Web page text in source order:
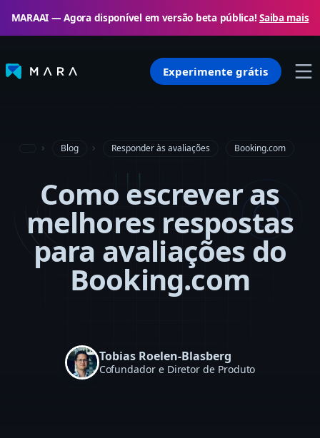
MARAAI — Agora disponível em versão beta pública!Saiba mais
Experimente grátis
Blog Responder às avaliações Booking.com
Como escrever as
melhores respostas
para avaliações do
Booking.com
Tobias Roelen-Blasberg
Cofundador e Diretor de Produto